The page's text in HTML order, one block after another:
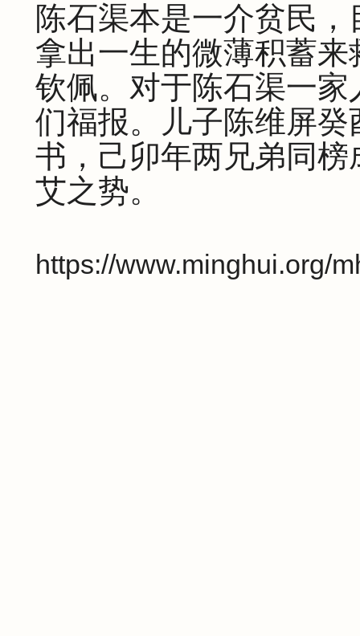
陈石渠本是一介贫民
拿出一生的微薄积蓄
钦佩。对于陈石渠一
们福报。儿子陈维屏
书，己卯年两兄弟同
艾之势。
https://www.minghui.org/